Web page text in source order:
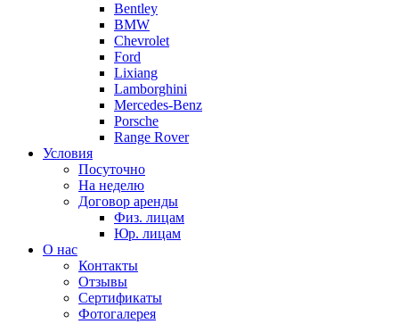
Bentley
BMW
Chevrolet
Ford
Lixiang
Lamborghini
Mercedes-Benz
Porsche
Range Rover
Условия
Посуточно
На неделю
Договор аренды
Физ. лицам
Юр. лицам
О нас
Контакты
Отзывы
Сертификаты
Фотогалерея